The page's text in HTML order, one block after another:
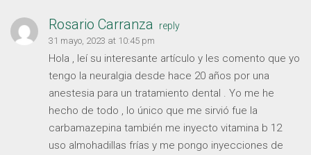
Rosario Carranza reply
31 mayo, 2023 at 10:45 pm
Hola , leí su interesante artículo y les comento que yo
tengo la neuralgia desde hace 20 años por una
anestesia para un tratamiento dental . Yo me he
hecho de todo , lo único que me sirvió fue la
carbamazepina también me inyecto vitamina b 12
uso almohadillas frías y me pongo inyecciones de